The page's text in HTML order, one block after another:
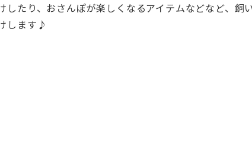
たり、 おさんぽが楽しくなるアイテムなどなど、 飼
します♪